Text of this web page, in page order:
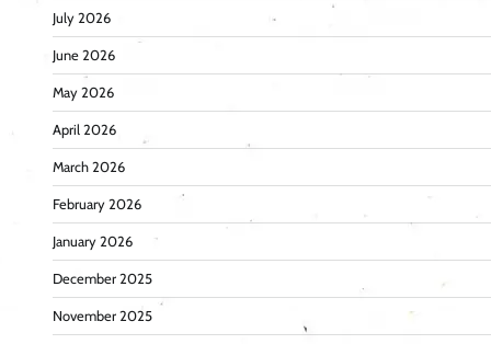
July 2026
June 2026
May 2026
April 2026
March 2026
February 2026
January 2026
December 2025
November 2025